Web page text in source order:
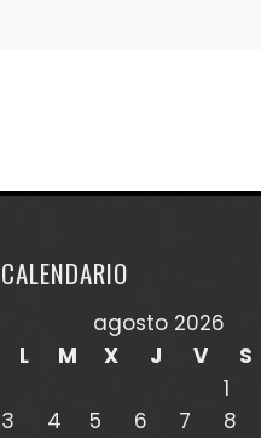
CALENDARIO
agosto 2026
L
M X J V S
1
3
4 5 6 7 8